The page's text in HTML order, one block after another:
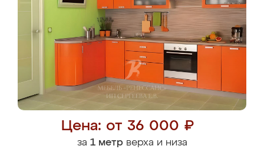
Цена: от 36 000 ₽
за 1 метрверха и низа